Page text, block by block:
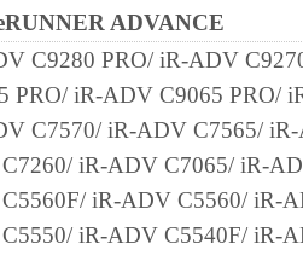
ると黙示たるとを問わず一
キヤノンのライセンサー、
関連会社、それらの販売代
「本ソフトウェア」の使用
なる損害（逸失利益および
損害を含むがこれらに限定
ADVANCE
C9280 PRO/ iR-ADV
PRO/ iR-ADV C9065 PRO/
C7570/ iR-ADV C7565/
iR-ADV C7065/ iR-
iR-ADV C5560/ iR-
iR-ADV C5540F/ iR-